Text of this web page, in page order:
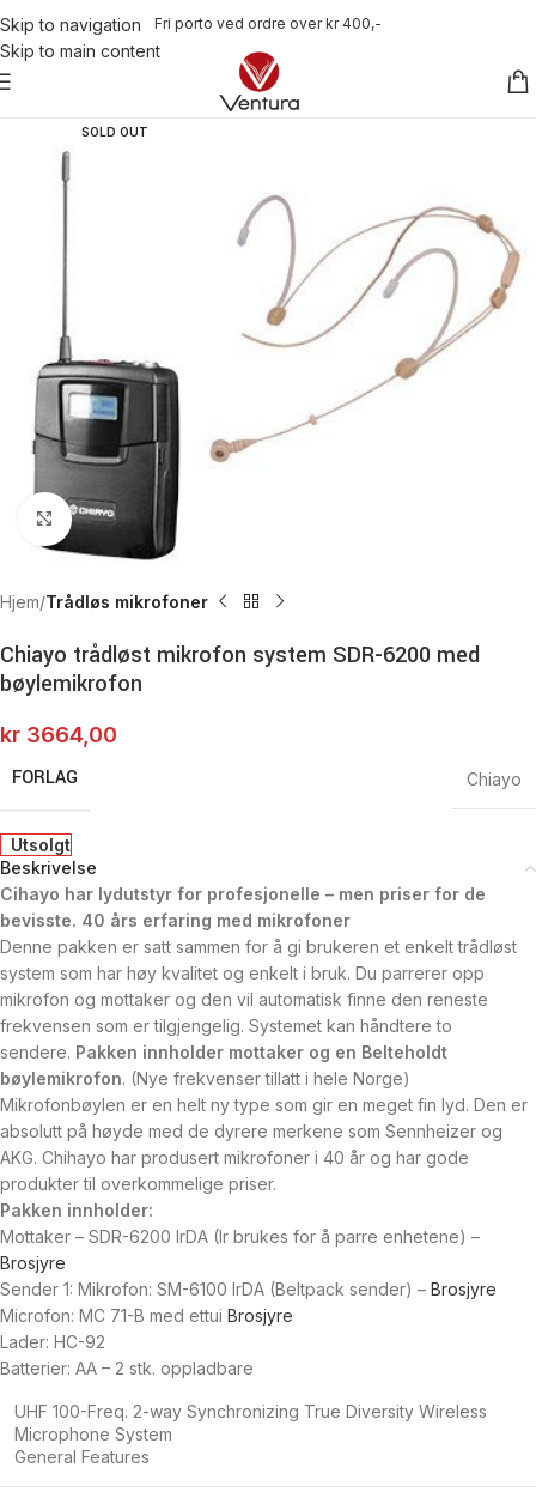
Skip to navigation
Skip to main content
Fri porto ved ordre over kr 400,-
SOLD OUT
Click to enlarge
Hjem Trådløs mikrofoner
Chiayo trådløst mikrofon system SDR-6200 med
bøylemikrofon
kr 3664,00
FORLAG Chiayo
Utsolgt
Beskrivelse
Cihayo har lydutstyr for profesjonelle – men priser for de
bevisste. 40 års erfaring med mikrofoner
Denne pakken er satt sammen for å gi brukeren et enkelt trådløst
system som har høy kvalitet og enkelt i bruk. Du parrerer opp
mikrofon og mottaker og den vil automatisk finne den reneste
frekvensen som er tilgjengelig. Systemet kan håndtere to
sendere. Pakken innholder mottaker og en Belteholdt
bøylemikrofon. (Nye frekvenser tillatt i hele Norge)
Mikrofonbøylen er en helt ny type som gir en meget fin lyd. Den er
absolutt på høyde med de dyrere merkene som Sennheizer og
AKG. Chihayo har produsert mikrofoner i 40 år og har gode
produkter til overkommelige priser.
Pakken innholder:
Mottaker – SDR-6200 IrDA (Ir brukes for å parre enhetene) –
Brosjyre
Sender 1: Mikrofon: SM-6100 IrDA (Beltpack sender) – Brosjyre
Microfon: MC 71-B med ettui Brosjyre
Lader: HC-92
Batterier: AA – 2 stk. oppladbare
UHF 100-Freq. 2-way Synchronizing True Diversity Wireless
Microphone System
General Features